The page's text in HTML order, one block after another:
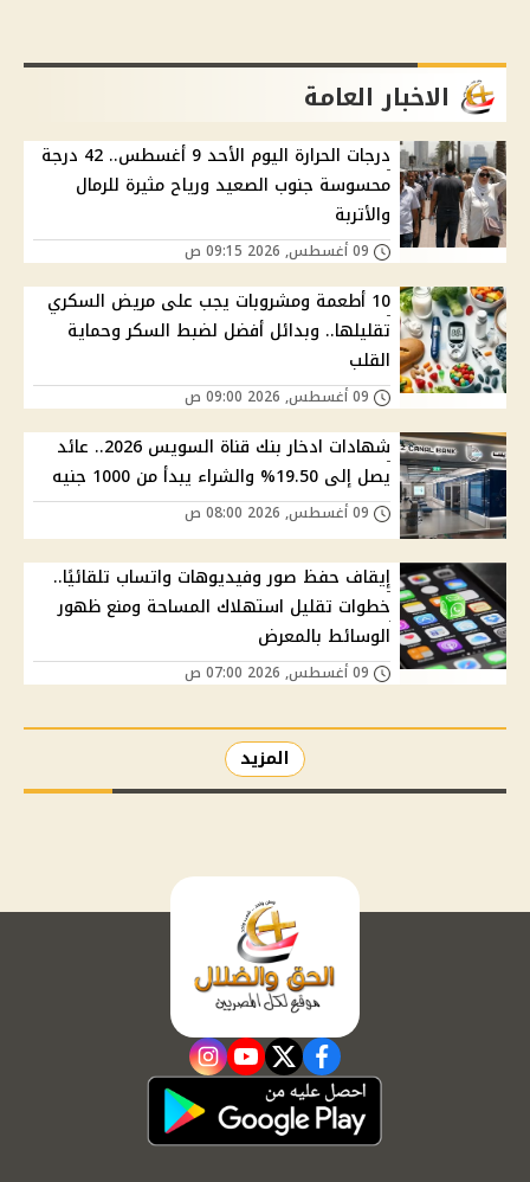
الاخبار العامة
درجات الحرارة اليوم الأحد 9 أغسطس.. 42 درجة
محسوسة جنوب الصعيد ورياح مثيرة للرمال
والأتربة
10 أطعمة ومشروبات يجب على مريض السكري
تقليلها.. وبدائل أفضل لضبط السكر وحماية
القلب
شهادات ادخار بنك قناة السويس 2026.. عائد
يصل إلى 19.50% والشراء يبدأ من 1000 جنيه
إيقاف حفظ صور وفيديوهات واتساب تلقائيًا..
خطوات تقليل استهلاك المساحة ومنع ظهور
الوسائط بالمعرض
المزيد
facebook
twitter
youtube
instagram